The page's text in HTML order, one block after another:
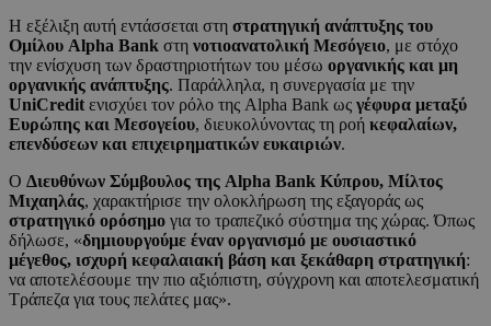
Η εξέλιξη αυτή εντάσσεται στη στρατηγική ανάπτυξης του
Ομίλου Alpha Bank στη νοτιοανατολική Μεσόγειο, με στόχο
την ενίσχυση των δραστηριοτήτων του μέσω οργανικής και μη
οργανικής ανάπτυξης. Παράλληλα, η συνεργασία με την
UniCredit ενισχύει τον ρόλο της Alpha Bank ως γέφυρα μεταξύ
Ευρώπης και Μεσογείου, διευκολύνοντας τη ροή κεφαλαίων,
επενδύσεων και επιχειρηματικών ευκαιριών.
Ο Διευθύνων Σύμβουλος της Alpha Bank Κύπρου, Μίλτος
Μιχαηλάς, χαρακτήρισε την ολοκλήρωση της εξαγοράς ως
στρατηγικό ορόσημο για το τραπεζικό σύστημα της χώρας. Όπως
δήλωσε, «δημιουργούμε έναν οργανισμό με ουσιαστικό
μέγεθος, ισχυρή κεφαλαιακή βάση και ξεκάθαρη στρατηγική:
να αποτελέσουμε την πιο αξιόπιστη, σύγχρονη και αποτελεσματική
Τράπεζα για τους πελάτες μας».